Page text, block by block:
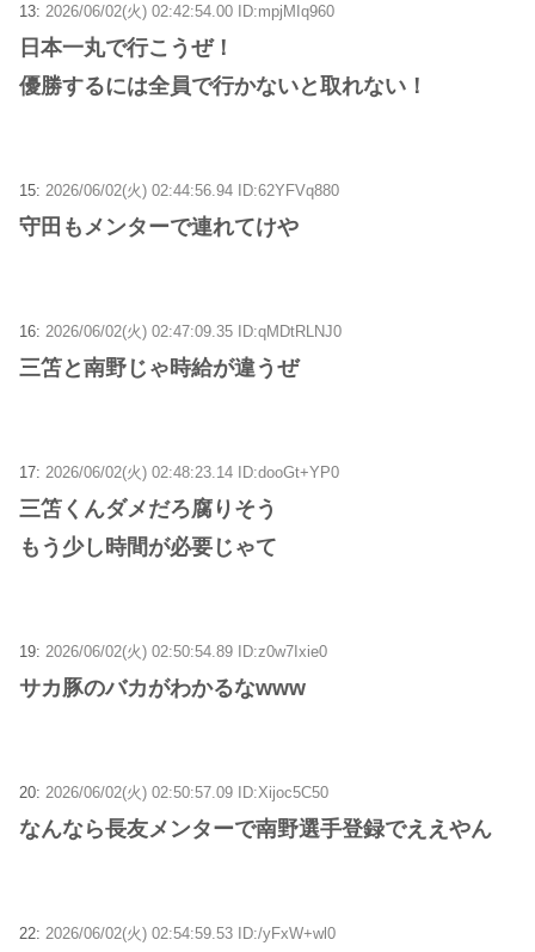
13: 2026/06/02(火) 02:42:54.00 ID:mpjMIq960
日本一丸で行こうぜ！
優勝するには全員で行かないと取れない！
15: 2026/06/02(火) 02:44:56.94 ID:62YFVq880
守田もメンターで連れてけや
16: 2026/06/02(火) 02:47:09.35 ID:qMDtRLNJ0
三笘と南野じゃ時給が違うぜ
17: 2026/06/02(火) 02:48:23.14 ID:dooGt+YP0
三笘くんダメだろ腐りそう
もう少し時間が必要じゃて
19: 2026/06/02(火) 02:50:54.89 ID:z0w7Ixie0
サカ豚のバカがわかるなwww
20: 2026/06/02(火) 02:50:57.09 ID:Xijoc5C50
なんなら長友メンターで南野選手登録でええやん
22: 2026/06/02(火) 02:54:59.53 ID:/yFxW+wl0